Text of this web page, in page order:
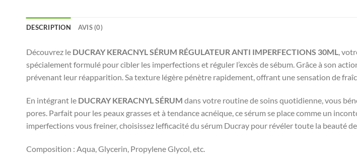
DESCRIPTION AVIS (0)
Découvrez le DUCRAY KERACNYL SÉRUM RÉGULATEUR ANTI IMPERFECTIONS 30ML,
spécialement formulé pour cibler les imperfections et réguler l’excès de sébum. Grâce à son
prévenant leur réapparition. Sa texture légère pénètre rapidement, offrant une sensation de
En intégrant le DUCRAY KERACNYL SÉRUM dans votre routine de soins quotidienne, vous
pores. Parfait pour les peaux grasses et à tendance acnéique, ce sérum se place comme un
imperfections vous freiner, choisissez lefficacité du sérum Ducray pour révéler toute la beauté
Composition : Aqua, Glycerin, Propylene Glycol, etc.